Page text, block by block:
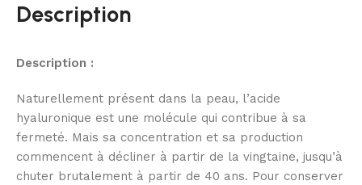
Description
Description :
Naturellement présent dans la peau, l’acide
hyaluronique est une molécule qui contribue à sa
fermeté. Mais sa concentration et sa production
commencent à décliner à partir de la vingtaine, jusqu’à
chuter brutalement à partir de 40 ans. Pour conserver